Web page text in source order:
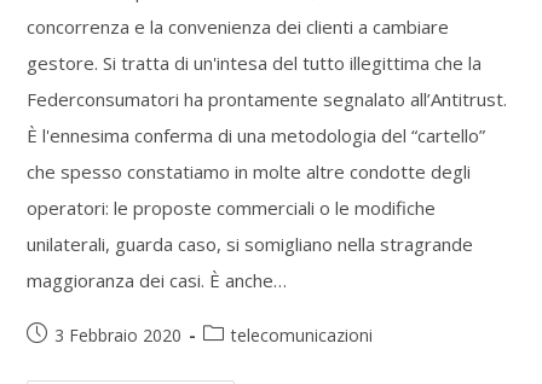
concorrenza e la convenienza dei clienti a cambiare
gestore. Si tratta di un'intesa del tutto illegittima che la
Federconsumatori ha prontamente segnalato all’Antitrust.
È l'ennesima conferma di una metodologia del “cartello”
che spesso constatiamo in molte altre condotte degli
operatori: le proposte commerciali o le modifiche
unilaterali, guarda caso, si somigliano nella stragrande
maggioranza dei casi. È anche…
3 Febbraio 2020 telecomunicazioni